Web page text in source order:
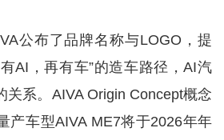
公布了品牌名称与LOGO，提
AI，再有车”的造车路径，AI汽
关系。AIVA Origin Concept概念
产车型AIVA ME7将于2026年年